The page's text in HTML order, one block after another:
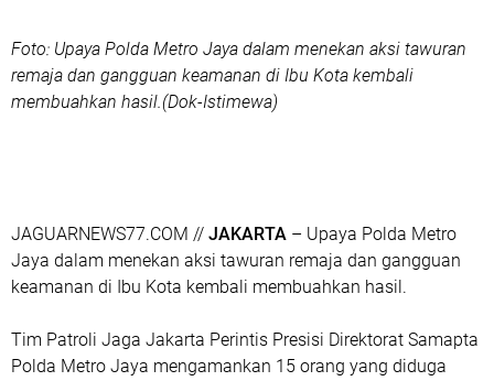
Foto: Upaya Polda Metro Jaya dalam menekan aksi tawuran
remaja dan gangguan keamanan di Ibu Kota kembali
membuahkan hasil.(Dok-Istimewa)
‎JAGUARNEWS77.COM // JAKARTA – Upaya Polda Metro
Jaya dalam menekan aksi tawuran remaja dan gangguan
keamanan di Ibu Kota kembali membuahkan hasil.
Tim Patroli Jaga Jakarta Perintis Presisi Direktorat Samapta
Polda Metro Jaya mengamankan 15 orang yang diduga